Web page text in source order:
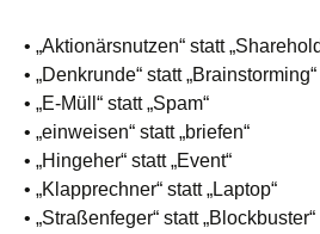
• „Aktionärsnutzen“ statt
• „Denkrunde“ statt „Brainstorming“
• „E-Müll“ statt „Spam“
• „einweisen“ statt „briefen“
• „Hingeher“ statt „Event“
• „Klapprechner“ statt „Laptop“
• „Straßenfeger“ statt „Blockbuster“